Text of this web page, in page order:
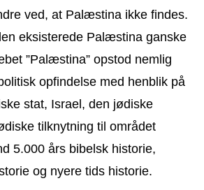
ved, at Palæstina ikke findes.
eksisterede Palæstina ganske
”Palæstina” opstod nemlig
opfindelse med henblik på
stat, Israel, den jødiske
tilknytning til området
5.000 års bibelsk historie,
og nyere tids historie.